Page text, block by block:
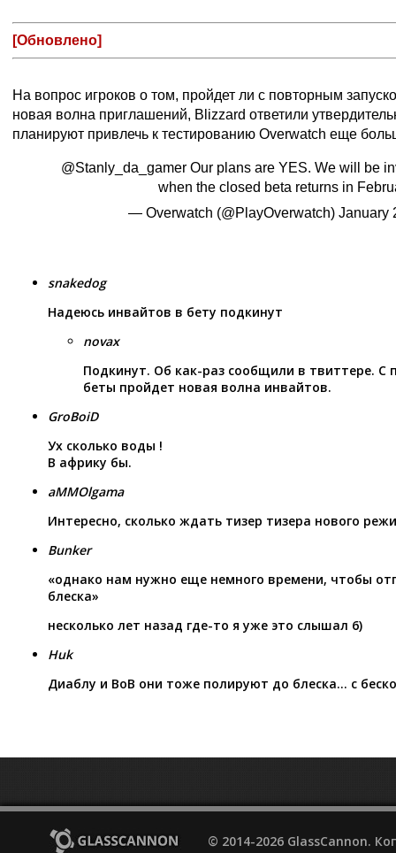
[Обновлено]
На вопрос игроков о том, пройдет ли с повторным
новая волна приглашений, Blizzard ответили
планируют привлечь к тестированию Overwatch еще
@Stanly_da_gamer Our plans are YES. We will be
when the closed beta returns in
— Overwatch (@PlayOverwatch) January
snakedog
Надеюсь инвайтов в бету подкинут
novax
Подкинут. Об как-раз сообщили в твиттере. С
беты пройдет новая волна инвайтов.
GroBoiD
Ух сколько воды !
В африку бы.
aMMOlgama
Интересно, сколько ждать тизер тизера нового
Bunker
«однако нам нужно еще немного времени, чтобы
блеска»
несколько лет назад где-то я уже это слышал 6)
Huk
Диаблу и ВоВ они тоже полируют до блеска… с
© 2014-2026 GlassCannon.